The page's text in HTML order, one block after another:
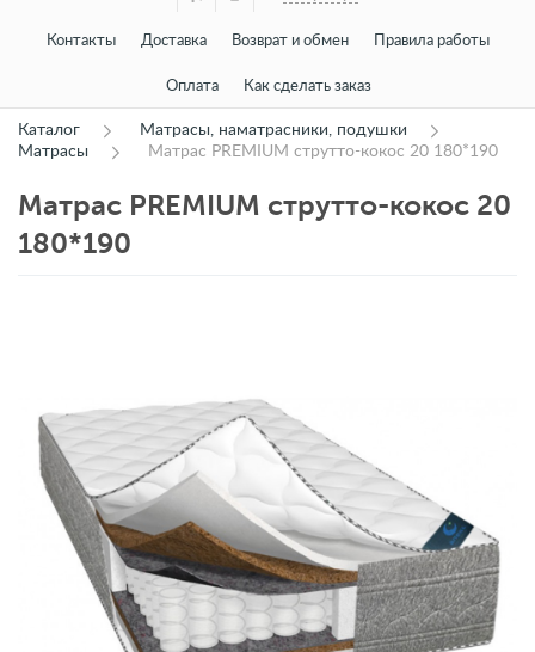
Контакты Доставка Возврат и обмен Правила работы
Оплата Как сделать заказ
Каталог
Матрасы, наматрасники, подушки
Матрасы
Матрас PREMIUM струтто-кокос 20 180*190
Матрас PREMIUM струтто-кокос 20
180*190